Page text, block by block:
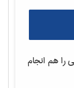
را هم انجام